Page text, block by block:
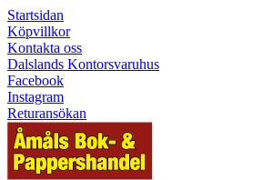
Startsidan
Köpvillkor
Kontakta oss
Dalslands Kontorsvaruhus
Facebook
Instagram
Returansökan